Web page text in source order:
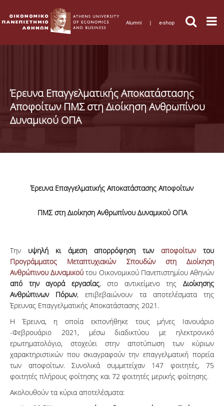
Alumni | e-shop
Έρευνα Επαγγελματικής Αποκατάστασης
Αποφοίτων ΠΜΣ στη Διοίκηση Ανθρωπίνου
Δυναμικού ΟΠΑ
Έρευνα Επαγγελματικής Αποκατάστασης Αποφοίτων
ΠΜΣ στη Διοίκηση Ανθρωπίνου Δυναμικού ΟΠΑ
Την υψηλή κι άμεση απορρόφηση των αποφοίτων του
Προγράμματος Μεταπτυχιακών Σπουδών στη Διοίκηση
Ανθρώπινου Δυναμικού του Οικονομικού Πανεπιστημίου Αθηνών
από την αγορά εργασίας, στο αντικείμενο τηςΔιοίκησης
Ανθρώπινων Πόρων, επιβεβαιώνουν τα αποτελέσματα της
Έρευνας Επαγγελματικής Αποκατάστασης 2021.
Η Έρευνα, η οποία εκπονήθηκε τους μήνες Ιανουάριο
-Φεβρουάριο 2021, μέσω διαδικτύου με ηλεκτρονικό
ερωτηματολόγιο, στοχεύει στην αποτύπωση των κύριων
χαρακτηριστικών που σκιαγραφούν την επαγγελματική πορεία
των αποφοίτων. Συνολικά συμμετείχαν 147 φοιτητές, 75
φοιτητές πλήρους φοίτησης και 72 φοιτητές μερικής φοίτησης.
Ακολουθούν τα κύρια αποτελέσματα: